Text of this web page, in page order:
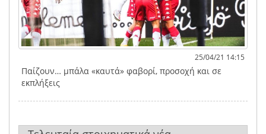
25/04/21 14:15
Παίζουν… μπάλα «καυτά» φαβορί, προσοχή και σε
εκπλήξεις